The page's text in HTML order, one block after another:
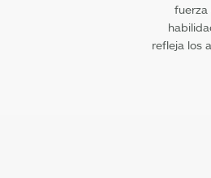
fuerza
refleja los